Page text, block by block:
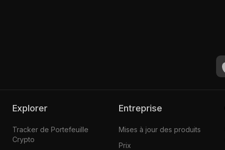
Explorer
Tracker de Portefeuille
Crypto
Entreprise
Mises à jour des produits
Prix